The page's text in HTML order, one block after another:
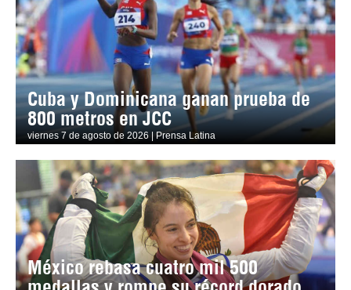
Cuba y Dominicana ganan prueba de
800 metros en JCC
viernes 7 de agosto de 2026 | Prensa Latina
México rebasa cuatro mil 500